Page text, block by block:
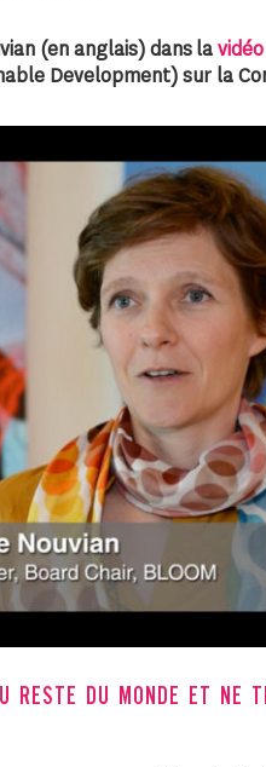
(en anglais) dans lavidéo
Development) sur la
RESTE DU MONDE ET NE